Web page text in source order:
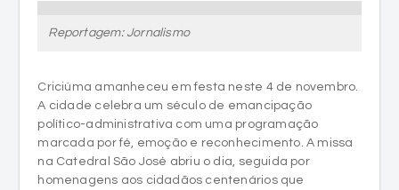
Reportagem: Jornalismo
Criciúma amanheceu em festa neste 4 de novembro.
A cidade celebra um século de emancipação
político-administrativa com uma programação
marcada por fé, emoção e reconhecimento. A missa
na Catedral São José abriu o dia, seguida por
homenagens aos cidadãos centenários que